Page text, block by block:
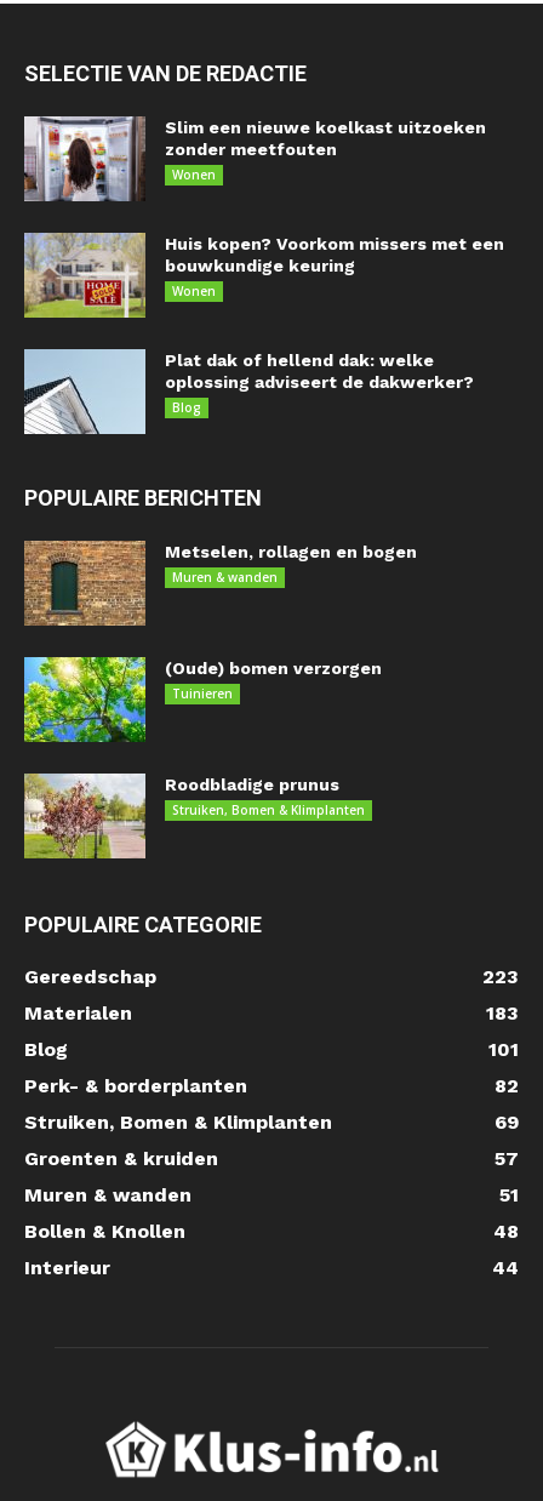
SELECTIE VAN DE REDACTIE
Slim een nieuwe koelkast uitzoeken
zonder meetfouten
Wonen
Huis kopen? Voorkom missers met een
bouwkundige keuring
Wonen
Plat dak of hellend dak: welke
oplossing adviseert de dakwerker?
Blog
POPULAIRE BERICHTEN
Metselen, rollagen en bogen
Muren & wanden
(Oude) bomen verzorgen
Tuinieren
Roodbladige prunus
Struiken, Bomen & Klimplanten
POPULAIRE CATEGORIE
Gereedschap
223
Materialen
183
Blog
101
Perk- & borderplanten
82
Struiken, Bomen & Klimplanten
69
Groenten & kruiden
57
Muren & wanden
51
Bollen & Knollen
48
Interieur
44